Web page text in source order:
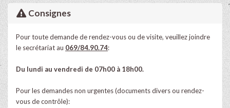
Consignes
Pour toute demande de rendez-vous ou de visite, veuillez joindre
le secrétariat au 069/84.90.74:
Du lundi au vendredi de 07h00 à 18h00.
Pour les demandes non urgentes (documents divers ou rendez-
vous de contrôle):